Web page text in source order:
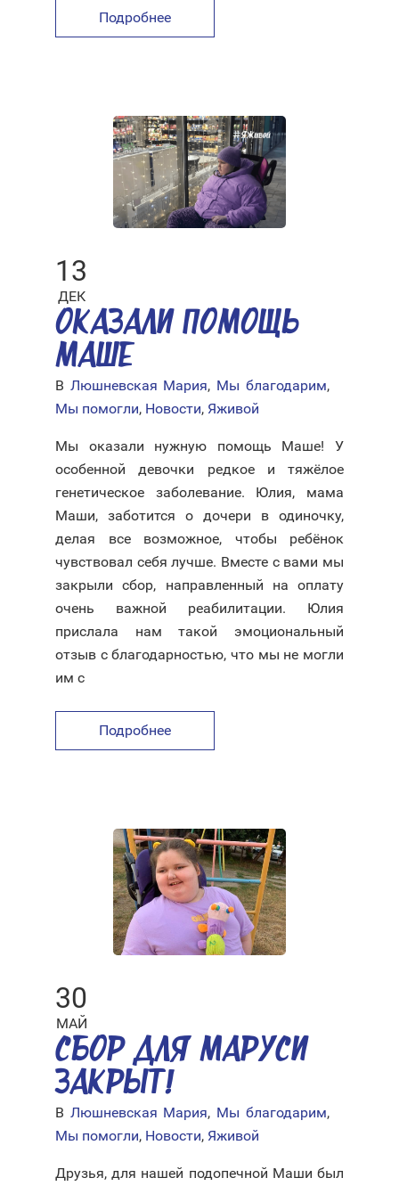
Подробнее
13
ДЕК
ОКАЗАЛИ ПОМОЩЬ
МАШЕ
В Люшневская Мария, Мы благодарим,
Мы помогли, Новости, Яживой
Мы оказали нужную помощь Маше! У
особенной девочки редкое и тяжёлое
генетическое заболевание. Юлия, мама
Маши, заботится о дочери в одиночку,
делая все возможное, чтобы ребёнок
чувствовал себя лучше. Вместе с вами мы
закрыли сбор, направленный на оплату
очень важной реабилитации. Юлия
прислала нам такой эмоциональный
отзыв с благодарностью, что мы не могли
им с
Подробнее
30
МАЙ
СБОР ДЛЯ МАРУСИ
ЗАКРЫТ!
В Люшневская Мария, Мы благодарим,
Мы помогли, Новости, Яживой
Друзья, для нашей подопечной Маши был